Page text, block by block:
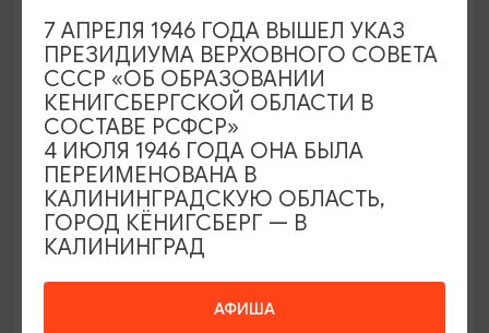
Открытие сезона 2026-2027 в
Калининградской областной
филармонии
06.09.2026 12:00
Калининград, Калининградская областная
филармония им. Е.Ф. Светланова
АФИША
7 АПРЕЛЯ 1946 ГОДА ВЫШЕЛ УКАЗ
ПРЕЗИДИУМА ВЕРХОВНОГО СОВЕТА
СССР «ОБ ОБРАЗОВАНИИ
КЕНИГСБЕРГСКОЙ ОБЛАСТИ В
СОСТАВЕ РСФСР»
4 ИЮЛЯ 1946 ГОДА ОНА БЫЛА
ПЕРЕИМЕНОВАНА В
КАЛИНИНГРАДСКУЮ ОБЛАСТЬ,
ГОРОД КЁНИГСБЕРГ — В
КАЛИНИНГРАД